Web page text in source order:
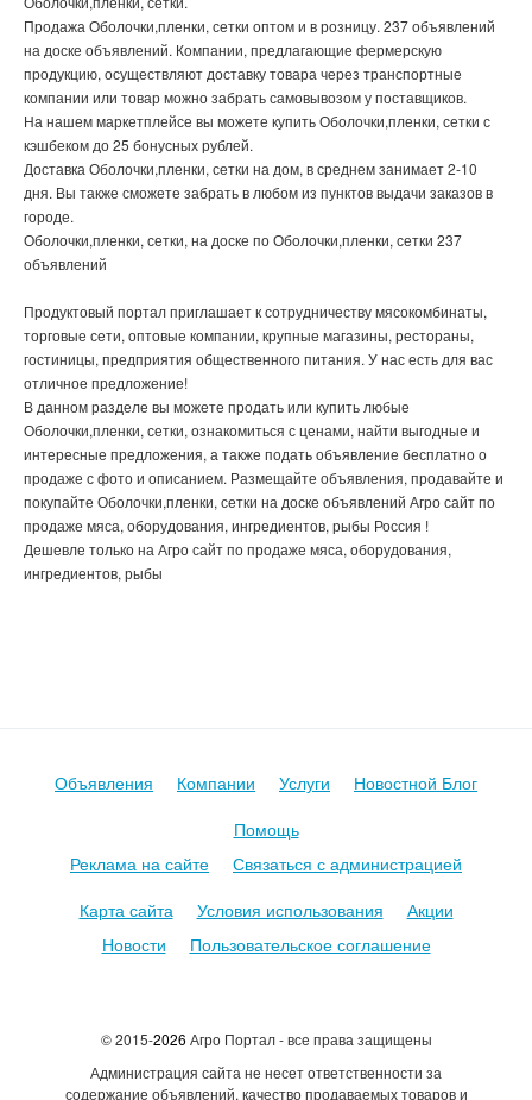
Продажа Оболочки,пленки, сетки оптом и в розницу. 237 объявлений
на доске объявлений. Компании, предлагающие фермерскую
продукцию, осуществляют доставку товара через транспортные
компании или товар можно забрать самовывозом у поставщиков.
На нашем маркетплейсе вы можете купить Оболочки,пленки, сетки с
кэшбеком до 25 бонусных рублей.
Доставка Оболочки,пленки, сетки на дом, в среднем занимает 2-10
дня. Вы также сможете забрать в любом из пунктов выдачи заказов в
городе.
Оболочки,пленки, сетки, на доске по Оболочки,пленки, сетки 237
объявлений
Продуктовый портал приглашает к сотрудничеству мясокомбинаты,
торговые сети, оптовые компании, крупные магазины, рестораны,
гостиницы, предприятия общественного питания. У нас есть для вас
отличное предложение!
В данном разделе вы можете продать или купить любые
Оболочки,пленки, сетки, ознакомиться с ценами, найти выгодные и
интересные предложения, а также подать объявление бесплатно о
продаже с фото и описанием. Размещайте объявления, продавайте и
покупайте Оболочки,пленки, сетки на доске объявлений Агро сайт по
продаже мяса, оборудования, ингредиентов, рыбы Россия !
Дешевле только на Агро сайт по продаже мяса, оборудования,
ингредиентов, рыбы
© 2015-2026 Агро Портал - все права защищены
Администрация сайта не несет ответственности за
содержание объявлений, качество продаваемых товаров и
Объявления Компании Услуги
Новостной Блог
Помощь
Реклама на сайте
Связаться с администрацией
Карта сайта
Условия использования
Акции
Новости
Пользовательское соглашение